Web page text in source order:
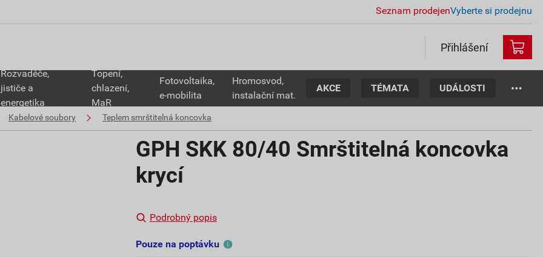
Seznam prodejenVyberte si prodejnu
Přihlášení
Rozvaděče,
jističe a
energetika
Topení,
chlazení,
MaR
Fotovoltaika,
e-mobilita
Hromosvod,
instalační mat.
AKCE TÉMATA UDÁLOSTI
Kabelové soubory Teplem smrštitelná koncovka
GPH SKK 80/40 Smrštitelná koncovka
krycí
Podrobný popis
Pouze na poptávku